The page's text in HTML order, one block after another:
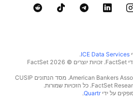
ICE Data Services
.
בחר נתוני ייחוס המסופקים על ידי FactSet. זכויות יוצרים © 2026 ‏FactSet
זכויות יוצרים © 2026, ‏American Bankers Association. מסד הנתונים CUSIP
Quartr
.